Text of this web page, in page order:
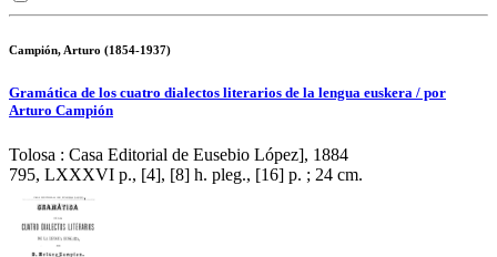
Campión, Arturo (1854-1937)
Gramática de los cuatro dialectos literarios de la lengua euskera / por
Arturo Campión
Tolosa : Casa Editorial de Eusebio López], 1884
795, LXXXVI p., [4], [8] h. pleg., [16] p. ; 24 cm.